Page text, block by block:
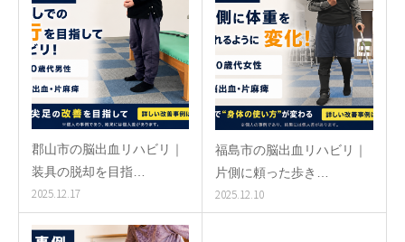
郡山市の脳出血リハビリ｜
装具の脱却を目指…
2025.12.17
福島市の脳出血リハビリ｜
片側に頼った歩き…
2025.12.10